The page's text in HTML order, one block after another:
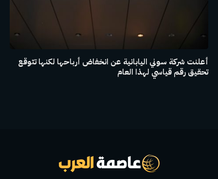
أعلنت شركة سوني اليابانية عن انخفاض أرباحها لكنها تتوقع
تحقيق رقم قياسي لهذا العام